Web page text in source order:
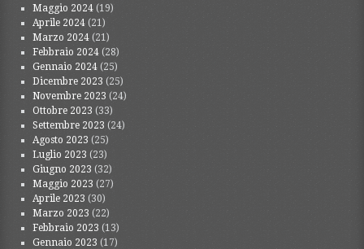
Maggio 2024 (19)
Aprile 2024 (21)
Marzo 2024 (21)
Febbraio 2024 (28)
Gennaio 2024 (25)
Dicembre 2023 (25)
Novembre 2023 (24)
Ottobre 2023 (33)
Settembre 2023 (24)
Agosto 2023 (25)
Luglio 2023 (23)
Giugno 2023 (32)
Maggio 2023 (27)
Aprile 2023 (30)
Marzo 2023 (22)
Febbraio 2023 (13)
Gennaio 2023 (17)